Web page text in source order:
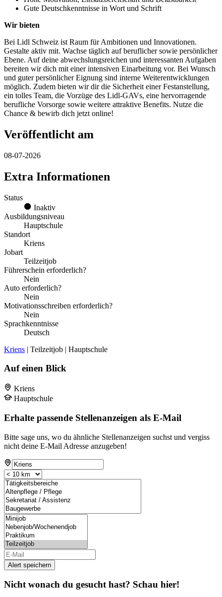
Gute Deutschkenntnisse in Wort und Schrift
Wir bieten
Bei Lidl Schweiz ist Raum für Ambitionen und Innovationen.
Gestalte aktiv mit. Wachse täglich auf beruflicher sowie persönlicher
Ebene. Auf deine abwechslungsreichen und interessanten Aufgaben
bereiten wir dich mit einer intensiven Einarbeitung vor. Bei Wunsch
und guter persönlicher Eignung sind interne Weiterentwicklungen
möglich. Zudem bieten wir dir die Sicherheit einer Festanstellung,
ein tolles Team, die Vorzüge des Lidl-GAVs, eine hervorragende
berufliche Vorsorge sowie weitere attraktive Benefits. Nutze die
Chance & bewirb dich jetzt online!
Veröffentlicht am
08-07-2026
Extra Informationen
Status
Inaktiv
Ausbildungsniveau
Hauptschule
Standort
Kriens
Jobart
Teilzeitjob
Führerschein erforderlich?
Nein
Auto erforderlich?
Nein
Motivationsschreiben erforderlich?
Nein
Sprachkenntnisse
Deutsch
Kriens | Teilzeitjob | Hauptschule
Auf einen Blick
Kriens
Hauptschule
Erhalte passende Stellenanzeigen als E-Mail
Bitte sage uns, wo du ähnliche Stellenanzeigen suchst und vergiss
nicht deine E-Mail Adresse anzugeben!
Alert speichern
Nicht wonach du gesucht hast? Schau hier!